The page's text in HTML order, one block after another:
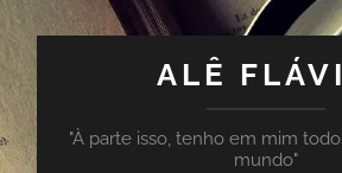
ALÊ
"À parte isso, tenho em mim
mundo"